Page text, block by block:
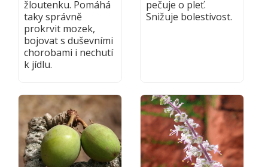
žloutenku. Pomáhá
taky správně
prokrvit mozek,
bojovat s duševními
chorobami i nechutí
k jídlu.
pečuje o pleť.
Snižuje bolestivost.